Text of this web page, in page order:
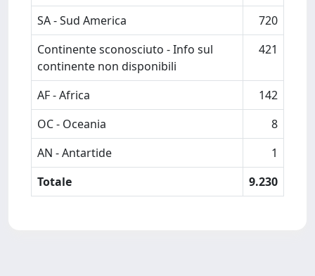
SA - Sud America
720
Continente sconosciuto - Info sul
continente non disponibili
421
AF - Africa
142
OC - Oceania
8
AN - Antartide
1
Totale
9.230